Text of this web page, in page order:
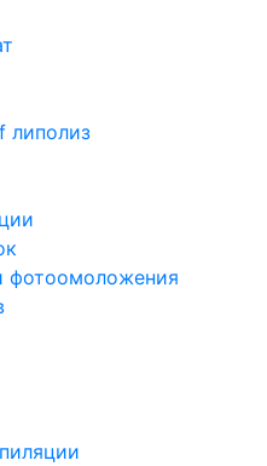
липолиз
фотоомоложения